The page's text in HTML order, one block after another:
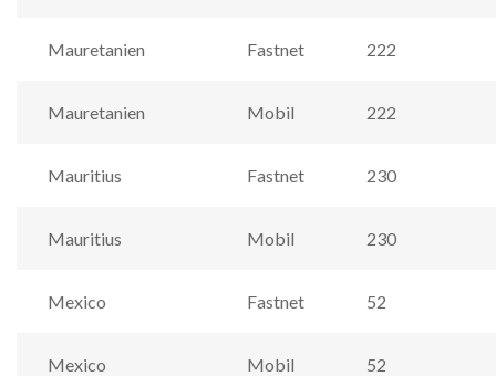
Mauretanien Fastnet 222
Mauretanien Mobil 222
Mauritius Fastnet 230
Mauritius Mobil 230
Mexico Fastnet 52
Mexico Mobil 52